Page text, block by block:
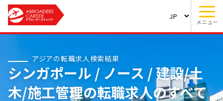
メニュー
アジアの転職求人検索結果
シンガポール / ノース / 建設/土
木/施工管理の転職求人のすべて